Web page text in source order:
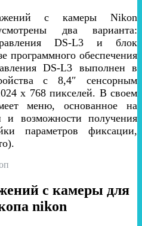
с камеры Nikon
два варианта:
DS-L3 и блок
программного обеспечения
DS-L3 выполнен в
с 8,4″ сенсорным
x 768 пикселей. В своем
меню, основанное на
и возможности получения
параметров фиксации,
с камеры для
nikon